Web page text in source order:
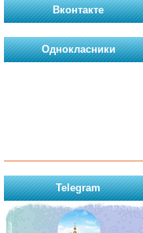
Вконтакте
Однокласники
Telegram